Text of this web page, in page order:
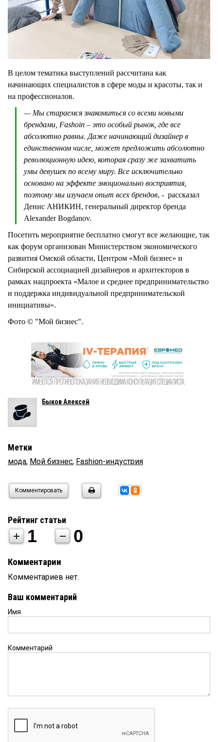
В целом тематика выступлений рассчитана как
начинающих специалистов в сфере моды и красоты, так и
на профессионалов.
— Мы стараемся знакомиться со всеми новыми
брендами, Fashoin – это особый рынок, где все
абсолютно равны. Даже начинающий дизайнер в
единственном числе, может предложить абсолютно
революционную идею, которая сразу же захватить
умы девушек по всему миру. Все исключительно
основано на эффекте эмоционально восприятия,
поэтому мы изучаем опыт всех брендов, - рассказал
Денис АНИКИН, генеральный директор бренда
Alexander Bogdanov.
Посетить мероприятие бесплатно смогут все желающие, так
как форум организован Министерством экономического
развития Омской области, Центром «Мой бизнес» и
Сибирской ассоциацией дизайнеров и архитекторов в
рамках нацпроекта «Малое и среднее предпринимательство
и поддержка индивидуальной предпринимательской
инициативы».
Фото © "Мой бизнес".
Быков Алексей
Метки
мода, Мой бизнес, Fashion-индустрия
Комментировать
Рейтинг статьи
1 0
Комментарии
Комментариев нет.
Ваш комментарий
Имя
Комментарий